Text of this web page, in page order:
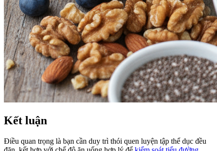
Kết luận
Điều quan trọng là bạn cần duy trì thói quen luyện tập thể dục đều